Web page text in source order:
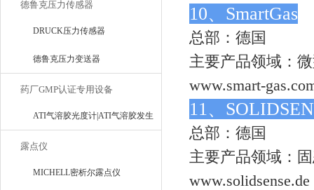
德鲁克压力传感器
DRUCK压力传感器
德鲁克压力变送器
药厂GMP认证专用设备
ATI气溶胶光度计|ATI气溶胶发生
器
露点仪
MICHELL密析尔露点仪
10、SmartGas
总部：德国
主要产品领域：
www.smart-
11、
总部：德国
主要产品领域：
www.solidsense.de